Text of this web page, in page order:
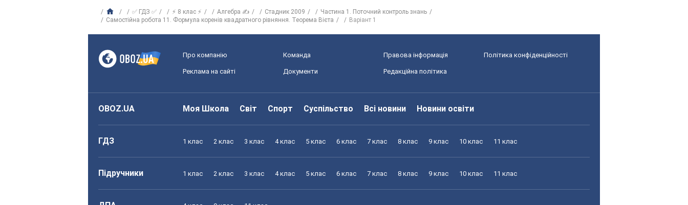
✅ ГДЗ ✅ ⚡ 8 клас ⚡ Алгебра ✍ Стадник 2009
Частина 1. Поточний контроль знань
Самостійна робота 11. Формула коренів квадратного рівняння. Теорема Вієта
Варіант 1
Про компанію Команда Правова інформація Політика конфіденційності
Реклама на сайті Документи Редакційна політика
OBOZ.UA Моя Школа Світ Спорт Суспільство Всі новини Новини освіти
ГДЗ 1 клас 2 клас 3 клас 4 клас 5 клас 6 клас 7 клас 8 клас 9 клас 10 клас 11 клас
Підручники 1 клас 2 клас 3 клас 4 клас 5 клас 6 клас 7 клас 8 клас 9 клас 10 клас 11 клас